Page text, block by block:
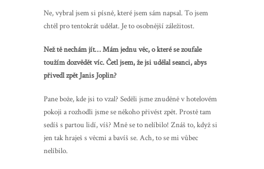
Ne, vybral jsem si písně, které jsem sám napsal. To jsem
chtěl pro tentokrát udělat. Je to osobnější záležitost.
Než tě nechám jít… Mám jednu věc, o které se zoufale
toužím dozvědět víc. Četl jsem, že jsi udělal seanci, abys
přivedl zpět Janis Joplin?
Pane bože, kde jsi to vzal? Seděli jsme znuděně v hotelovém
pokoji a rozhodli jsme se někoho přivést zpět. Prostě tam
sedíš s partou lidí, víš? Mně se to nelíbilo! Znáš to, když si
jen tak hraješ s věcmi a bavíš se. Ach, to se mi vůbec
nelíbilo.